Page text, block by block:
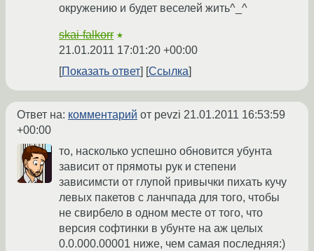
окружению и будет веселей жить^_^
skai-falkorr ★
21.01.2011 17:01:20 +00:00
Показать ответ
Ссылка
Ответ на: комментарий от pevzi 21.01.2011 16:53:59
+00:00
то, насколько успешно обновится убунта
зависит от прямоты рук и степени
зависимсти от глупой привычки пихать кучу
левых пакетов с ланчпада для того, чтобы
не свирбело в одном месте от того, что
версия софтинки в убунте на аж целых
0.0.000.00001 ниже, чем самая последняя:)